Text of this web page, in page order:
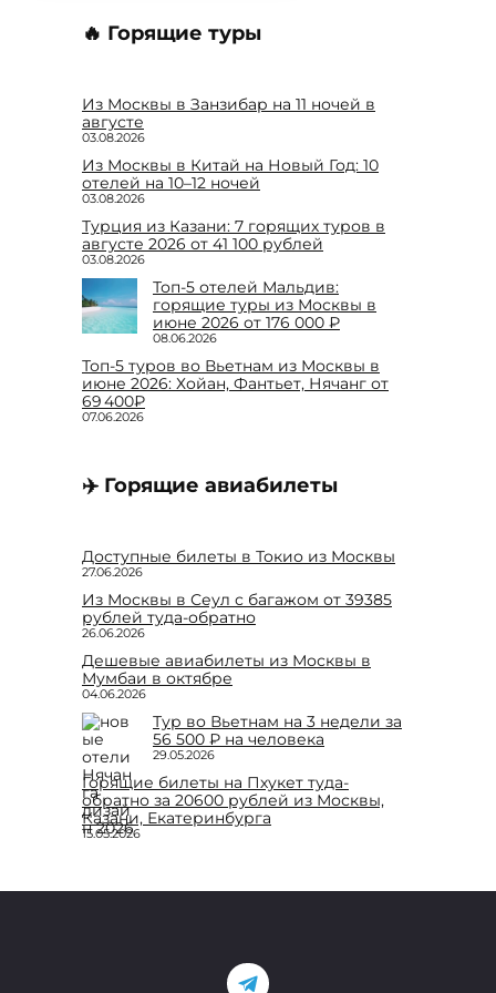
🔥 Горящие туры
Из Москвы в Занзибар на 11 ночей в
августе
03.08.2026
Из Москвы в Китай на Новый Год: 10
отелей на 10–12 ночей
03.08.2026
Турция из Казани: 7 горящих туров в
августе 2026 от 41 100 рублей
03.08.2026
Топ-5 отелей Мальдив:
горящие туры из Москвы в
июне 2026 от 176 000 ₽
08.06.2026
Топ-5 туров во Вьетнам из Москвы в
июне 2026: Хойан, Фантьет, Нячанг от
69 400₽
07.06.2026
✈️ Горящие авиабилеты
Доступные билеты в Токио из Москвы
27.06.2026
Из Москвы в Сеул с багажом от 39385
рублей туда-обратно
26.06.2026
Дешевые авиабилеты из Москвы в
Мумбаи в октябре
04.06.2026
Тур во Вьетнам на 3 недели за
56 500 ₽ на человека
29.05.2026
Горящие билеты на Пхукет туда-
обратно за 20600 рублей из Москвы,
Казани, Екатеринбурга
15.05.2026